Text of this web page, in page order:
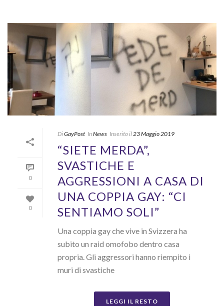
0
0
DiGayPost InNews Inserito il 23 Maggio 2019
“SIETE MERDA”,
SVASTICHE E
AGGRESSIONI A CASA DI
UNA COPPIA GAY: “CI
SENTIAMO SOLI”
Una coppia gay che vive in Svizzera ha
subito un raid omofobo dentro casa
propria. Gli aggressori hanno riempito i
muri di svastiche
LEGGI IL RESTO